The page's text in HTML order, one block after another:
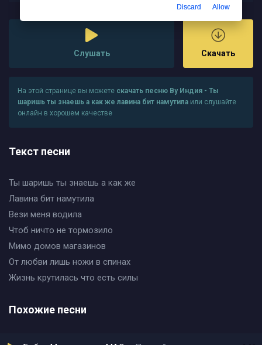
Слушать Скачать
На этой странице вы можете скачать песню By Индия - Ты
шаришь ты знаешь а как же лавина бит намутила или слушайте
онлайн в хорошем качестве
Текст песни
Ты шаришь ты знаешь а как же
Лавина бит намутила
Вези меня водила
Чтоб ничто не тормозило
Мимо домов магазинов
От любви лишь ножи в спинах
Жизнь крутилась что есть силы
Похожие песни
Discard Allow